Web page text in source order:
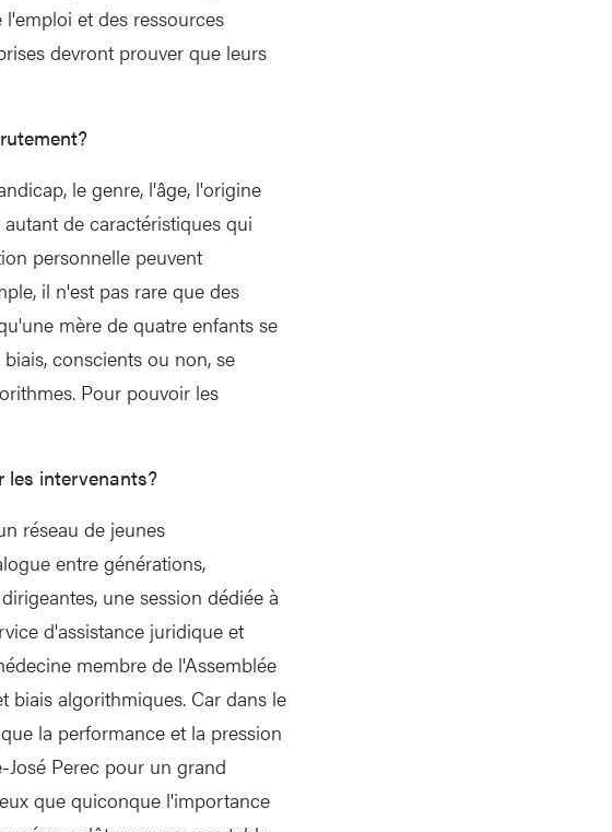
et des ressources
devront prouver que leurs
le genre, l'âge, l'origine
de caractéristiques qui
personnelle peuvent
il n'est pas rare que des
mère de quatre enfants se
conscients ou non, se
Pour pouvoir les
les intervenants?
réseau de jeunes
entre générations,
une session dédiée à
d'assistance juridique et
membre de l'Assemblée
biais algorithmiques. Car dans le
la performance et la pression
Perec pour un grand
que quiconque l'importance